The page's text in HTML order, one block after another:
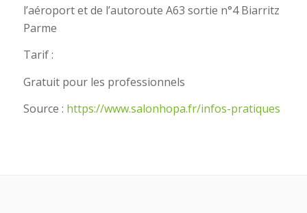
l’aéroport et de l’autoroute A63 sortie n°4 Biarritz
Parme
Tarif :
Gratuit pour les professionnels
Source : https://www.salonhopa.fr/infos-pratiques